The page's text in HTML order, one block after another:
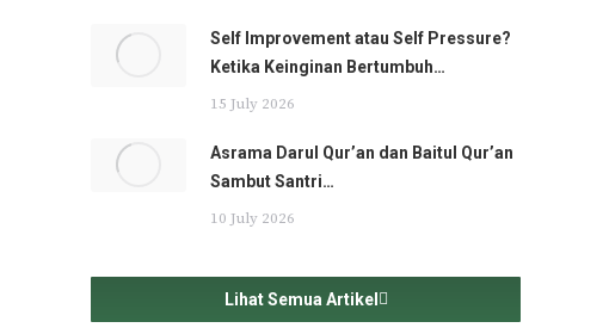
Self Improvement atau Self Pressure?
Ketika Keinginan Bertumbuh…
15 July 2026
Asrama Darul Qur’an dan Baitul Qur’an
Sambut Santri…
10 July 2026
Lihat Semua Artikel